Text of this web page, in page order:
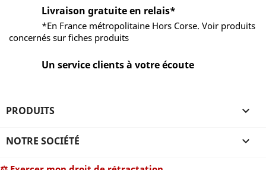
Livraison gratuite en relais*
*En France métropolitaine Hors Corse. Voir produits
concernés sur fiches produits
Un service clients à votre écoute
PRODUITS 
NOTRE SOCIÉTÉ 